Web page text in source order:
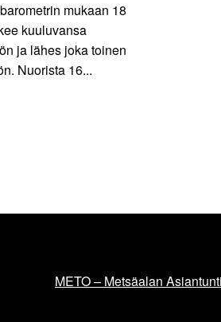
mukaan 18
kuuluvansa
ja lähes joka toinen
Nuorista 16...
METO – Metsäalan